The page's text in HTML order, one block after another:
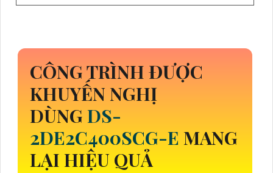
CÔNG TRÌNH ĐƯỢC
KHUYẾN NGHỊ
DÙNG DS-
2DE2C400SCG-E MANG
LẠI HIỆU QUẢ